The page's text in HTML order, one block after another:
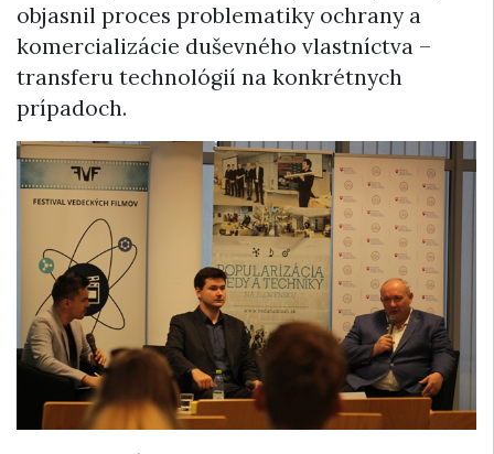
objasnil proces problematiky ochrany a
komercializácie duševného vlastníctva –
transferu technológií na konkrétnych
prípadoch.